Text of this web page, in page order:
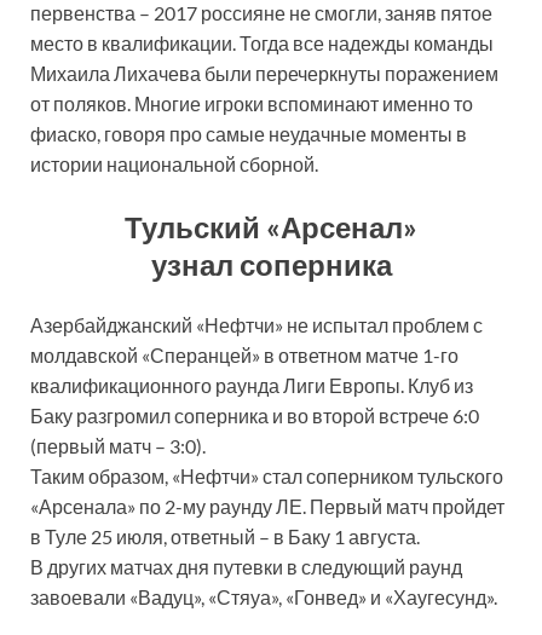
первенства – 2017 россияне не смогли, заняв пятое
место в квалификации. Тогда все надежды команды
Михаила Лихачева были перечеркнуты поражением
от поляков. Многие игроки вспоминают именно то
фиаско, говоря про самые неудачные моменты в
истории национальной сборной.
Тульский «Арсенал»
узнал соперника
Азербайджанский «Нефтчи» не испытал проблем с
молдавской «Сперанцей» в ответном матче 1-го
квалификационного раунда Лиги Европы. Клуб из
Баку разгромил соперника и во второй встрече 6:0
(первый матч – 3:0).
Таким образом, «Нефтчи» стал соперником тульского
«Арсенала» по 2-му раунду ЛЕ. Первый матч пройдет
в Туле 25 июля, ответный – в Баку 1 августа.
В других матчах дня путевки в следующий раунд
завоевали «Вадуц», «Стяуа», «Гонвед» и «Хаугесунд».